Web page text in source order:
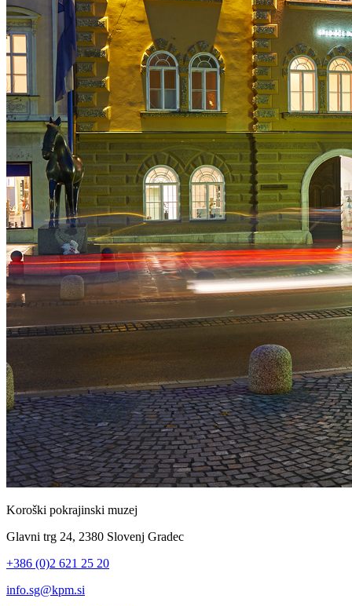
Koroški pokrajinski muzej
Glavni trg 24, 2380 Slovenj Gradec
+386 (0)2 621 25 20
info.sg@kpm.si